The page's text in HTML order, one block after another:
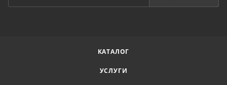
КАТАЛОГ
УСЛУГИ